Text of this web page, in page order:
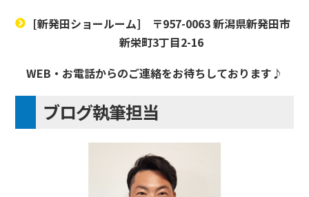
[新発田ショールーム]
〒957-0063 新潟県新発田市
新栄町3丁目2-16
WEB・お電話からのご連絡をお待ちしております♪
ブログ執筆担当